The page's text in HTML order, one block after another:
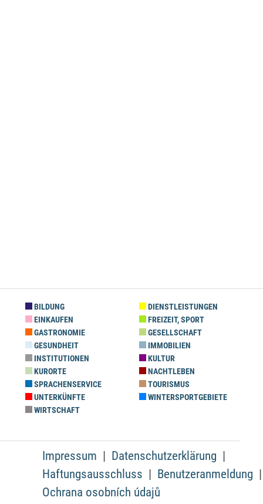
BILDUNG
DIENSTLEISTUNGEN
EINKAUFEN
FREIZEIT, SPORT
GASTRONOMIE
GESELLSCHAFT
GESUNDHEIT
IMMOBILIEN
INSTITUTIONEN
KULTUR
KURORTE
NACHTLEBEN
SPRACHENSERVICE
TOURISMUS
UNTERKÜNFTE
WINTERSPORTGEBIETE
WIRTSCHAFT
Impressum
Datenschutzerklärung
Haftungsausschluss
Benutzeranmeldung
Ochrana osobních údajů